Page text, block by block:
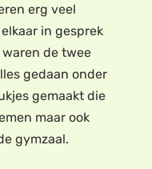
erg veel
in gesprek
de twee
gedaan onder
gemaakt die
maar ook
gymzaal.